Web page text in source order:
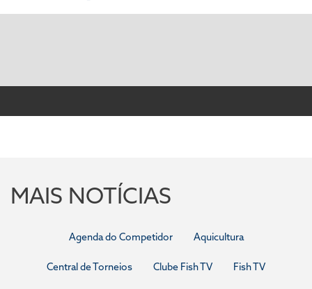
MAIS NOTÍCIAS
Agenda do Competidor Aquicultura
Central de Torneios Clube Fish TV Fish TV